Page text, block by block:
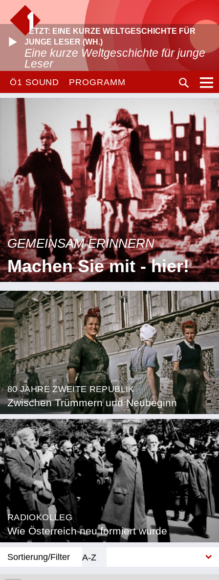
JETZT: EINE KURZE WELTGESCHICHTE FÜR
JUNGE LESER (WH.)
Eine kurze Weltgeschichte für junge
Leser
Ö1 SOUND PROGRAMM
GEMEINSAM ERINNERN
Machen Sie mit - hier!
80 JAHRE ZWEITE REPUBLIK
Zwischen Trümmern und Neubeginn
RADIOKOLLEG
Wie Österreich neu formiert wurde
Sortierung/Filter
A-Z